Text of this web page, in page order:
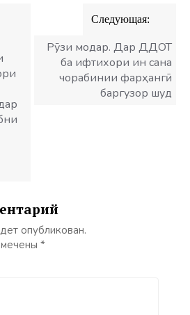
Следующая:
Рӯзи модар. Дар ДДОТ
ба ифтихори ин сана
чорабинии фарҳангӣ
баргузор шуд
опубликован.
*